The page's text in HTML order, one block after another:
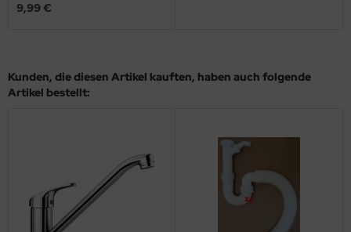
9,99 €
Kunden, die diesen Artikel kauften, haben auch folgende
Artikel bestellt: